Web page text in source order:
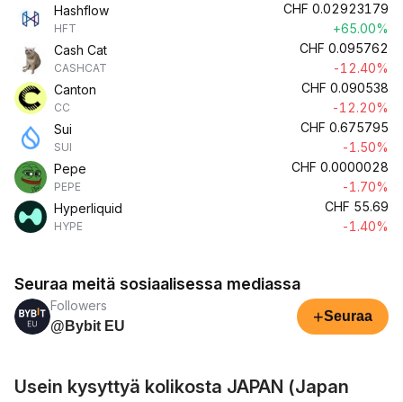
Hashflow
HFT
CHF 0.02923179
+65.00%
Cash Cat
CASHCAT
CHF 0.095762
-12.40%
Canton
CC
CHF 0.090538
-12.20%
Sui
SUI
CHF 0.675795
-1.50%
Pepe
PEPE
CHF 0.0000028
-1.70%
Hyperliquid
HYPE
CHF 55.69
-1.40%
Seuraa meitä sosiaalisessa mediassa
Followers
@Bybit EU
+Seuraa
Usein kysyttyä kolikosta JAPAN (Japan